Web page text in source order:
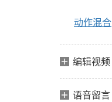
动作混合
编辑视频
语音留言